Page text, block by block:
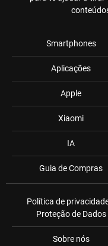
Smartphones
Aplicações
Apple
Xiaomi
IA
Guia de Compras
Política de
Proteção de Dados
Sobre nós